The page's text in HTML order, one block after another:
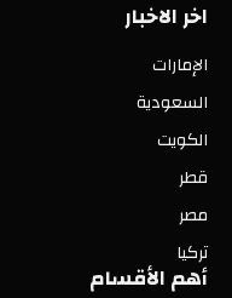
اخر الاخبار
الإمارات
السعودية
الكويت
قطر
مصر
تركيا
أهم الأقسام